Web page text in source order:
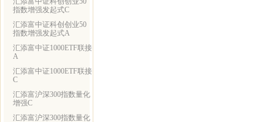
指数增强发起式C
汇添富中证科创创业50
指数增强发起式A
汇添富中证1000ETF联接
A
汇添富中证1000ETF联接
C
汇添富沪深300指数量化
增强C
汇添富沪深300指数量化